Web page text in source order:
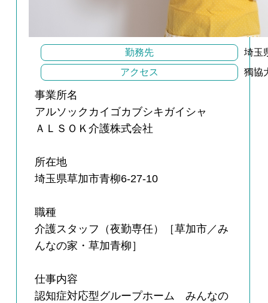
勤務先
埼玉
アクセス
獨協
事業所名
アルソックカイゴカブシキガイシャ
ＡＬＳＯＫ介護株式会社
所在地
埼玉県草加市青柳6-27-10
職種
介護スタッフ（夜勤専任）［草加市／み
んなの家・草加青柳］
仕事内容
認知症対応型グループホーム みんなの